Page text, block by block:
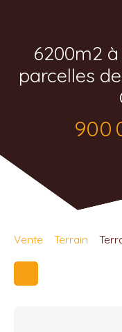
6200m2
parcelles
900
Vente Terrain